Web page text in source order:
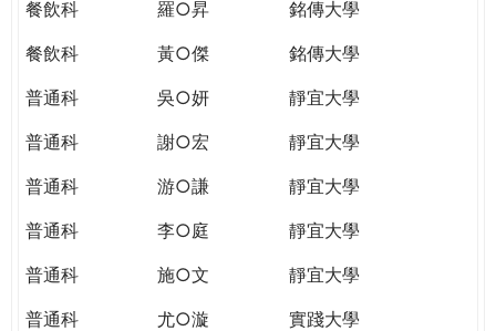
餐飲科 羅○昇
銘傳大學
餐飲科
黃○傑
銘傳大學
普通科
吳○妍
靜宜大學
普通科
謝○宏
靜宜大學
普通科
游○謙
靜宜大學
普通科
李○庭
靜宜大學
普通科
施○文
靜宜大學
普通科
尤○漩
實踐大學